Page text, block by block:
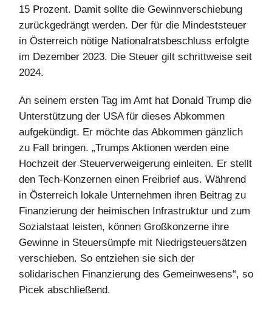
15 Prozent. Damit sollte die Gewinnverschiebung
zurückgedrängt werden. Der für die Mindeststeuer
in Österreich nötige Nationalratsbeschluss erfolgte
im Dezember 2023. Die Steuer gilt schrittweise seit
2024.
An seinem ersten Tag im Amt hat Donald Trump die
Unterstützung der USA für dieses Abkommen
aufgekündigt. Er möchte das Abkommen gänzlich
zu Fall bringen. „Trumps Aktionen werden eine
Hochzeit der Steuerverweigerung einleiten. Er stellt
den Tech-Konzernen einen Freibrief aus. Während
in Österreich lokale Unternehmen ihren Beitrag zu
Finanzierung der heimischen Infrastruktur und zum
Sozialstaat leisten, können Großkonzerne ihre
Gewinne in Steuersümpfe mit Niedrigsteuersätzen
verschieben. So entziehen sie sich der
solidarischen Finanzierung des Gemeinwesens“, so
Picek abschließend.